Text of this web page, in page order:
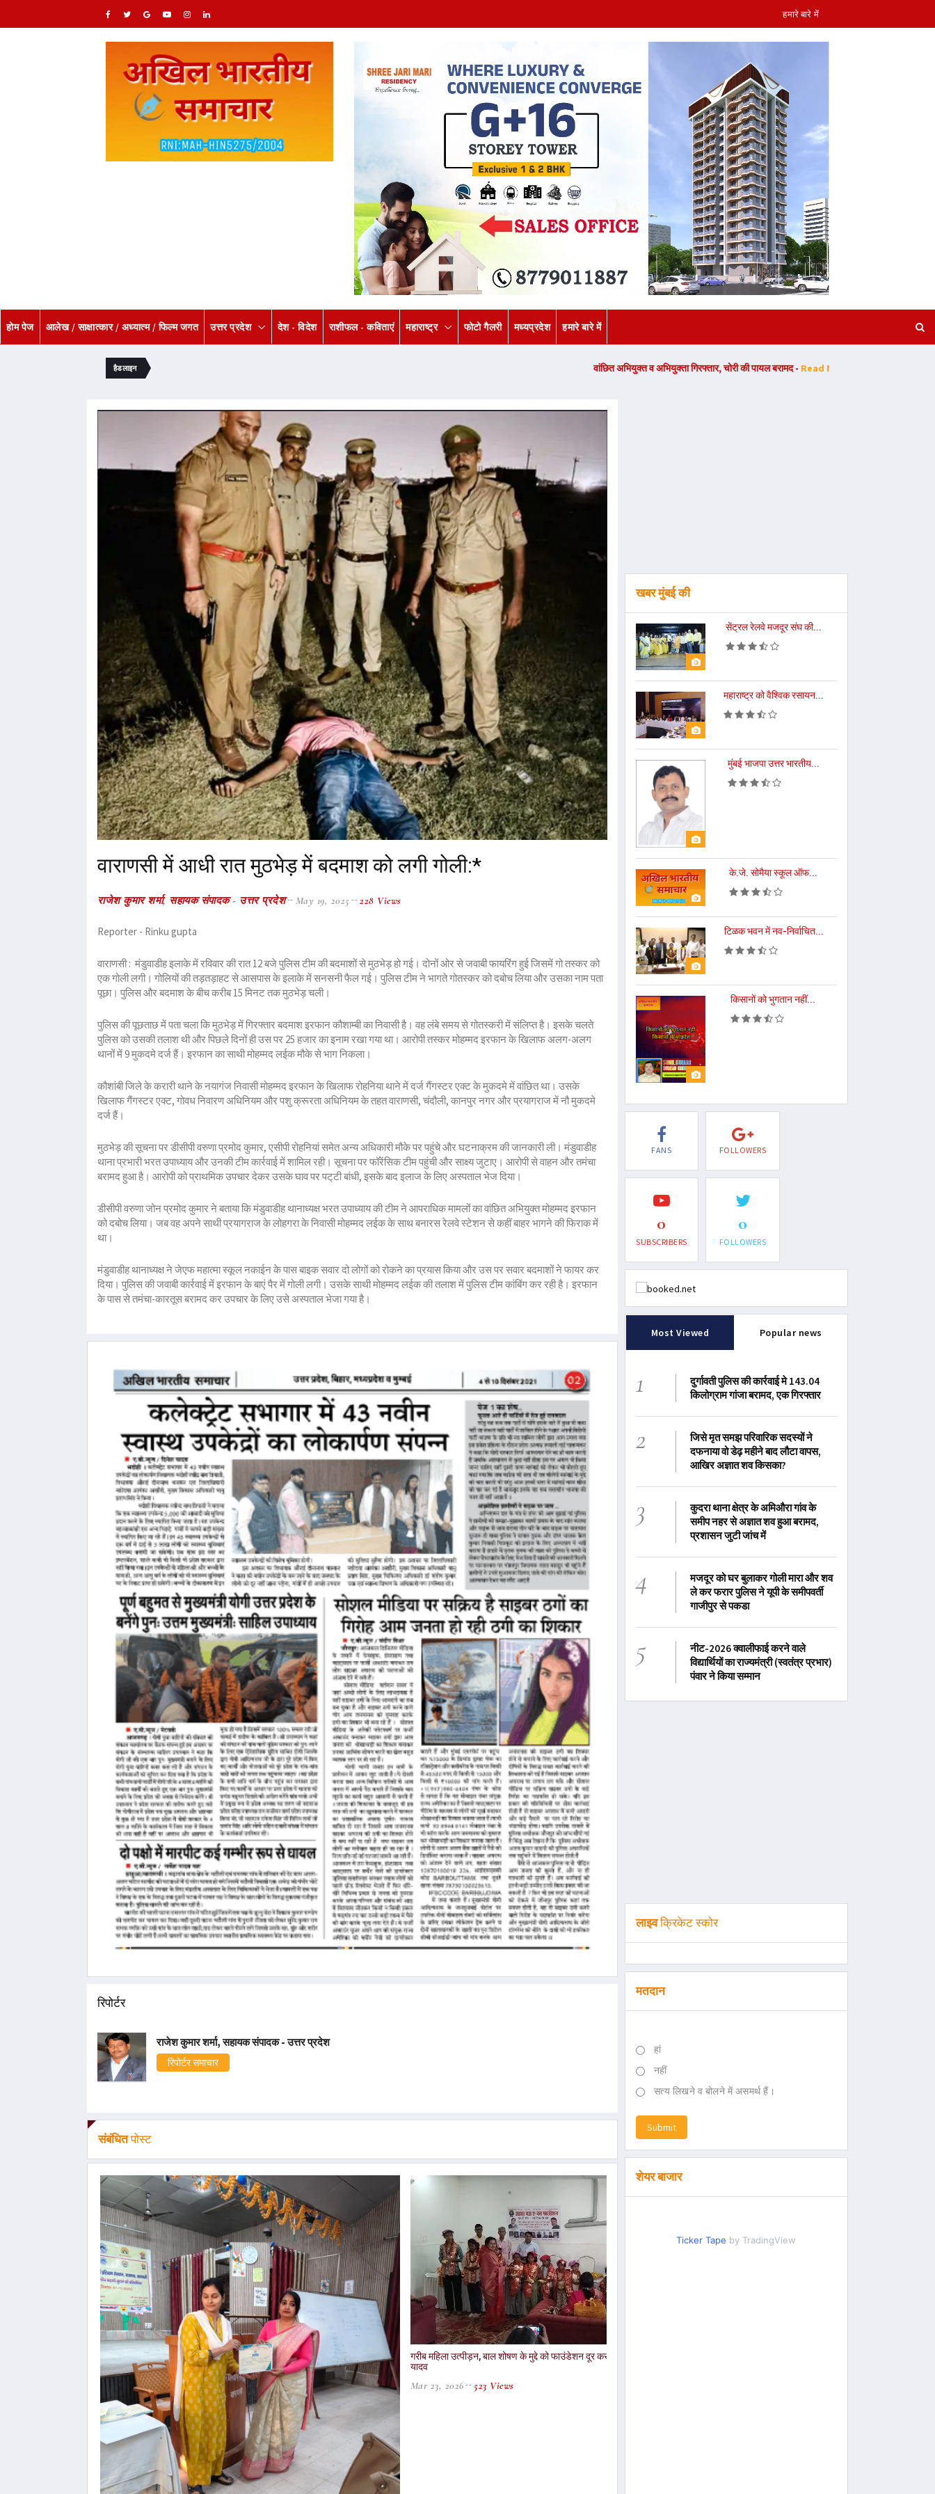
हमारे बारे में
होम पेज आलेख / साक्षात्कार / अध्यात्म / फिल्म जगत उत्तर प्रदेश देश - विदेश राशीफल - कविताएं महाराष्ट्र फोटो गैलरी मध्यप्रदेश हमारे बारे में
हैडलाइन वांछित अभियुक्त व अभियुक्ता गिरफ्तार, चोरी की पायल बरामद -Read Now बरसठी पुलिस ने शांति भंग की आशंका में
वाराणसी में आधी रात मुठभेड़ में बदमाश को लगी गोली:*
राजेश कुमार शर्मा, सहायक संपादक - उत्तर प्रदेश May 19, 2025 228 Views
Reporter - Rinku gupta
वाराणसी : मंडुवाडीह इलाके में रविवार की रात 12 बजे पुलिस टीम की बदमाशों से मुठभेड़ हो गई। दोनों ओर से जवाबी फायरिंग हुई जिसमें गो तस्कर को
एक गोली लगी। गोलियों की तड़तड़ाहट से आसपास के इलाके में सनसनी फैल गई। पुलिस टीम ने भागते गोतस्कर को दबोच लिया और उसका नाम पता
पूछा। पुलिस और बदमाश के बीच करीब 15 मिनट तक मुठभेड़ चली।
पुलिस की पूछताछ में पता चला कि मुठभेड़ में गिरफ्तार बदमाश इरफान कौशाम्बी का निवासी है। वह लंबे समय से गोतस्करी में संलिप्त है। इसके चलते
पुलिस को उसकी तलाश थी और पिछले दिनों ही उस पर 25 हजार का इनाम रखा गया था। आरोपी तस्कर मोहम्मद इरफान के खिलाफ अलग-अलग
थानों में 9 मुकदमे दर्ज हैं। इरफान का साथी मोहम्मद लईक मौके से भाग निकला।
कौशांबी जिले के करारी थाने के नयागंज निवासी मोहम्मद इरफान के खिलाफ रोहनिया थाने में दर्ज गैंगस्टर एक्ट के मुकदमे में वांछित था। उसके
खिलाफ गैंगस्टर एक्ट, गोवध निवारण अधिनियम और पशु क्रूरता अधिनियम के तहत वाराणसी, चंदौली, कानपुर नगर और प्रयागराज में नौ मुकदमे
दर्ज हैं।
मुठभेड़ की सूचना पर डीसीपी वरुणा प्रमोद कुमार, एसीपी रोहनियां समेत अन्य अधिकारी मौके पर पहुंचे और घटनाक्रम की जानकारी ली। मंडुवाडीह
थाना प्रभारी भरत उपाध्याय और उनकी टीम कार्रवाई में शामिल रही। सूचना पर फॉरेंसिक टीम पहुंची और साक्ष्य जुटाए। आरोपी से वाहन और तमंचा
बरामद हुआ है। आरोपी को प्राथमिक उपचार देकर उसके घाव पर पट्‌टी बांधी, इसके बाद इलाज के लिए अस्पताल भेज दिया।
डीसीपी वरुणा जोन प्रमोद कुमार ने बताया कि मंडुवाडीह थानाध्यक्ष भरत उपाध्याय की टीम ने आपराधिक मामलों का वांछित अभियुक्त मोहम्मद इरफान
को दबोच लिया। जब वह अपने साथी प्रयागराज के लोहगरा के निवासी मोहम्मद लईक के साथ बनारस रेलवे स्टेशन से कहीं बाहर भागने की फिराक में
था।
मंडुवाडीह थानाध्यक्ष ने जेएफ महात्मा स्कूल नकाईन के पास बाइक सवार दो लोगों को रोकने का प्रयास किया और उस पर सवार बदमाशों ने फायर कर
दिया। पुलिस की जवाबी कार्रवाई में इरफान के बाएं पैर में गोली लगी। उसके साथी मोहम्मद लईक की तलाश में पुलिस टीम कांबिंग कर रही है। इरफान
के पास से तमंचा-कारतूस बरामद कर उपचार के लिए उसे अस्पताल भेजा गया है।
रिपोर्टर
राजेश कुमार शर्मा, सहायक संपादक - उत्तर प्रदेश
रिपोर्टर समाचार
संबंधितपोस्ट
गरीब महिला उत्पीड़न, बाल शोषण के मुद्दे को फाउंडेशन दूर करने का कार्य: संस्थापिका आशा
यादव
Mar 23, 2026 523 Views
खबर मुंबई की
सेंट्रल रेलवे मजदूर संघ की...
महाराष्ट्र को वैश्विक रसायन...
मुंबई भाजपा उत्तर भारतीय...
के.जे. सोमैया स्कूल ऑफ...
टिळक भवन में नव-निर्वाचित...
किसानों को भुगतान नहीं...
FANS FOLLOWERS
0
SUBSCRIBERS
0
FOLLOWERS
Most Viewed Popular news
1
दुर्गावती पुलिस की कार्रवाई मे 143.04
किलोग्राम गांजा बरामद, एक गिरफ्तार
2
जिसे मृत समझ परिवारिक सदस्यों ने
दफनाया वो डेढ़ महीने बाद लौटा वापस,
आखिर अज्ञात शव किसका?
3
कुदरा थाना क्षेत्र के अमिऔरा गांव के
समीप नहर से अज्ञात शव हुआ बरामद,
प्रशासन जुटी जांच में
4
मजदूर को घर बुलाकर गोली मारा और शव
ले कर फरार पुलिस ने यूपी के समीपवर्ती
गाजीपुर से पकडा
5
नीट-2026 क्वालीफाई करने वाले
विद्यार्थियों का राज्यमंत्री (स्वतंत्र प्रभार)
पंवार ने किया सम्मान
लाइवक्रिकेट स्कोर
मतदान
हां
नहीं
सत्य लिखने व बोलने में असमर्थ हैं।
Submit
शेयर बाजार
Ticker Tape by TradingView